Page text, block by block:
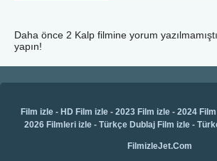
Daha önce 2 Kalp filmine yorum
yapın!
Film izle- HD Film izle- 2023 Film izle- 2024
2026 Filmleri izle - Türkçe Dublaj Film izle -
FilmizleJet.Com